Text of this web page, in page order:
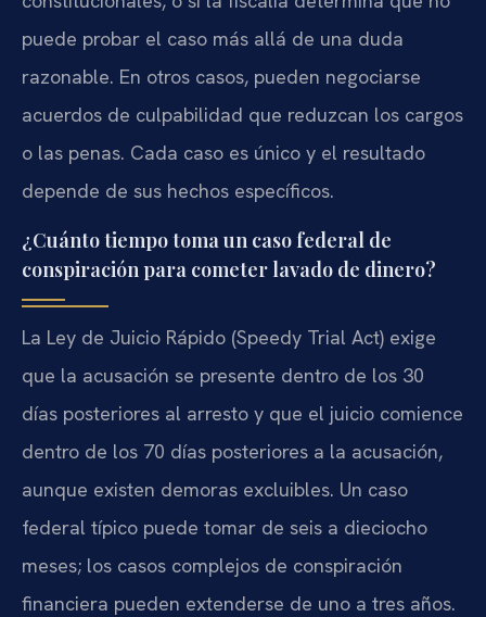
puede probar el caso más allá de una duda
razonable. En otros casos, pueden negociarse
acuerdos de culpabilidad que reduzcan los cargos
o las penas. Cada caso es único y el resultado
depende de sus hechos específicos.
¿Cuánto tiempo toma un caso federal de
conspiración para cometer lavado de dinero?
La Ley de Juicio Rápido (Speedy Trial Act) exige
que la acusación se presente dentro de los 30
días posteriores al arresto y que el juicio comience
dentro de los 70 días posteriores a la acusación,
aunque existen demoras excluibles. Un caso
federal típico puede tomar de seis a dieciocho
meses; los casos complejos de conspiración
financiera pueden extenderse de uno a tres años.